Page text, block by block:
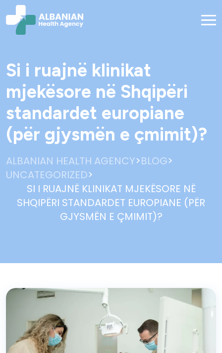
Si i ruajnë klinikat
mjekësore në Shqipëri
standardet europiane
(për gjysmën e çmimit)?
ALBANIAN HEALTH AGENCY>BLOG>
UNCATEGORIZED>
SI I RUAJNË KLINIKAT MJEKËSORE NË
SHQIPËRI STANDARDET EUROPIANE (PËR
GJYSMËN E ÇMIMIT)?